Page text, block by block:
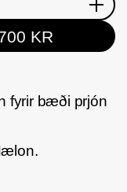
KR
fyrir bæði prjón